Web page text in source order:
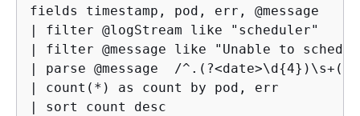
fields timestamp, pod, err, @message
| filter @logStream like "scheduler"
| filter @message like "Unable to
| parse @message  /^.(?<date>\d {
| count(*) as count by pod, err
| sort count desc